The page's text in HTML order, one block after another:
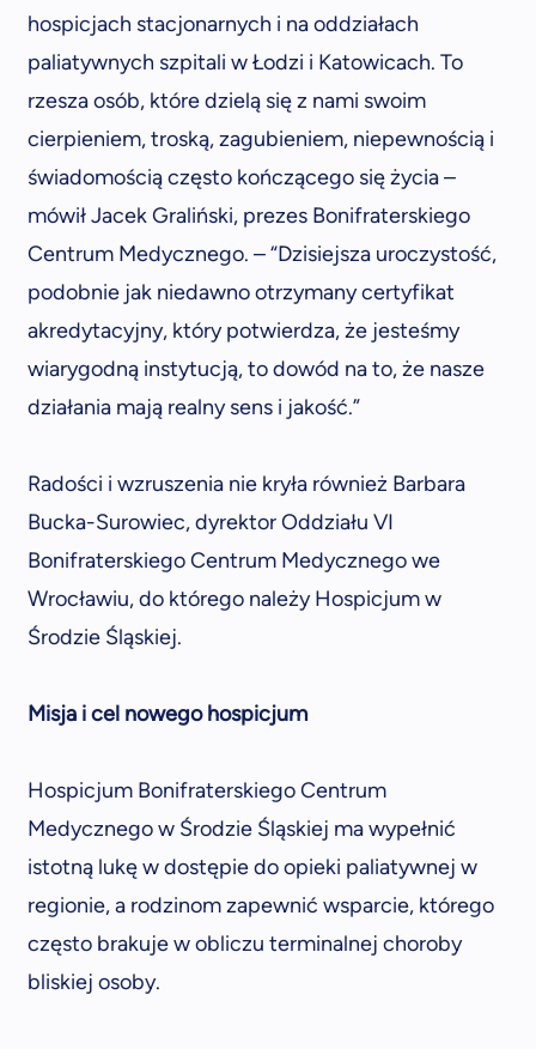
hospicjach stacjonarnych i na oddziałach
paliatywnych szpitali w Łodzi i Katowicach. To
rzesza osób, które dzielą się z nami swoim
cierpieniem, troską, zagubieniem, niepewnością i
świadomością często kończącego się życia –
mówił Jacek Graliński, prezes Bonifraterskiego
Centrum Medycznego. – “Dzisiejsza uroczystość,
podobnie jak niedawno otrzymany certyfikat
akredytacyjny, który potwierdza, że jesteśmy
wiarygodną instytucją, to dowód na to, że nasze
działania mają realny sens i jakość.”
Radości i wzruszenia nie kryła również Barbara
Bucka-Surowiec, dyrektor Oddziału VI
Bonifraterskiego Centrum Medycznego we
Wrocławiu, do którego należy Hospicjum w
Środzie Śląskiej.
Misja i cel nowego hospicjum
Hospicjum Bonifraterskiego Centrum
Medycznego w Środzie Śląskiej ma wypełnić
istotną lukę w dostępie do opieki paliatywnej w
regionie, a rodzinom zapewnić wsparcie, którego
często brakuje w obliczu terminalnej choroby
bliskiej osoby.